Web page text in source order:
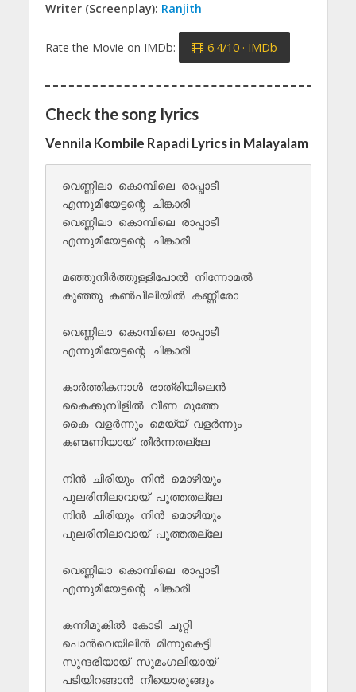
Writer (Screenplay): Ranjith
Rate the Movie on IMDb: 6.4/10 · IMDb
Check the song lyrics
Vennila Kombile Rapadi Lyrics in Malayalam
വെണ്ണിലാ കൊമ്പിലെ രാപ്പാടീ
എന്നുമീയേട്ടന്റെ ചിങ്കാരീ
വെണ്ണിലാ കൊമ്പിലെ രാപ്പാടീ
എന്നുമീയേട്ടന്റെ ചിങ്കാരീ
മഞ്ഞുനീർത്തുള്ളിപോൽ നിന്നോമൽ
കുഞ്ഞു കൺപീലിയിൽ കണ്ണീരോ
വെണ്ണിലാ കൊമ്പിലെ രാപ്പാടീ
എന്നുമീയേട്ടന്റെ ചിങ്കാരീ
കാർത്തികനാൾ രാത്രിയിലെൻ
കൈക്കുമ്പിളിൽ വീണ മുത്തേ
കൈ വളർന്നും മെയ്യ് വളർന്നും
കണ്മണിയായ് തീർന്നതല്ലേ
നിൻ ചിരിയും നിൻ മൊഴിയും
പുലരിനിലാവായ് പൂത്തതല്ലേ
നിൻ ചിരിയും നിൻ മൊഴിയും
പുലരിനിലാവായ് പൂത്തതല്ലേ
വെണ്ണിലാ കൊമ്പിലെ രാപ്പാടീ
എന്നുമീയേട്ടന്റെ ചിങ്കാരീ
കന്നിമുകിൽ കോടി ചുറ്റി
പൊൻവെയിലിൻ മിന്നുകെട്ടി
സുന്ദരിയായ് സുമംഗലിയായ്
പടിയിറങ്ങാൻ നീയൊരുങ്ങും